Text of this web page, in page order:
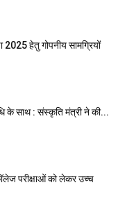
2025 हेतु गोपनीय सामग्रियों
के साथ : संस्कृति मंत्री ने की...
परीक्षाओं को लेकर उच्च